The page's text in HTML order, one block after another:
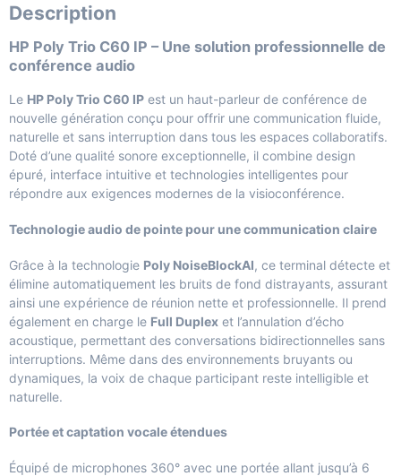
Description
HP Poly Trio C60 IP – Une solution professionnelle de
conférence audio
Le HP Poly Trio C60 IP est un haut-parleur de conférence de
nouvelle génération conçu pour offrir une communication fluide,
naturelle et sans interruption dans tous les espaces collaboratifs.
Doté d’une qualité sonore exceptionnelle, il combine design
épuré, interface intuitive et technologies intelligentes pour
répondre aux exigences modernes de la visioconférence.
Technologie audio de pointe pour une communication claire
Grâce à la technologie Poly NoiseBlockAI, ce terminal détecte et
élimine automatiquement les bruits de fond distrayants, assurant
ainsi une expérience de réunion nette et professionnelle. Il prend
également en charge le Full Duplex et l’annulation d’écho
acoustique, permettant des conversations bidirectionnelles sans
interruptions. Même dans des environnements bruyants ou
dynamiques, la voix de chaque participant reste intelligible et
naturelle.
Portée et captation vocale étendues
Équipé de microphones 360° avec une portée allant jusqu’à 6